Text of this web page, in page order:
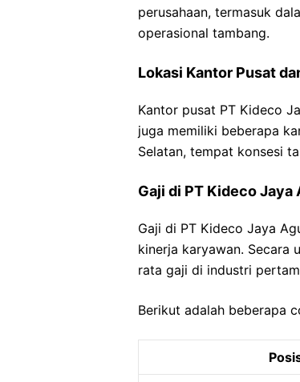
perusahaan, termasuk
operasional tambang.
Lokasi Kantor Pusat
Kantor pusat PT Kideco
juga memiliki beberapa
Selatan, tempat konsesi
Gaji di PT Kideco Jaya
Gaji di PT Kideco Jaya
kinerja karyawan. Secara
rata gaji di industri
Berikut adalah beberapa